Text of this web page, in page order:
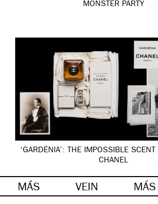
MONSTER PARTY
‘GARDÉNIA’: THE IMPOSSIBLE
CHANEL
MÁS VEIN MÁS